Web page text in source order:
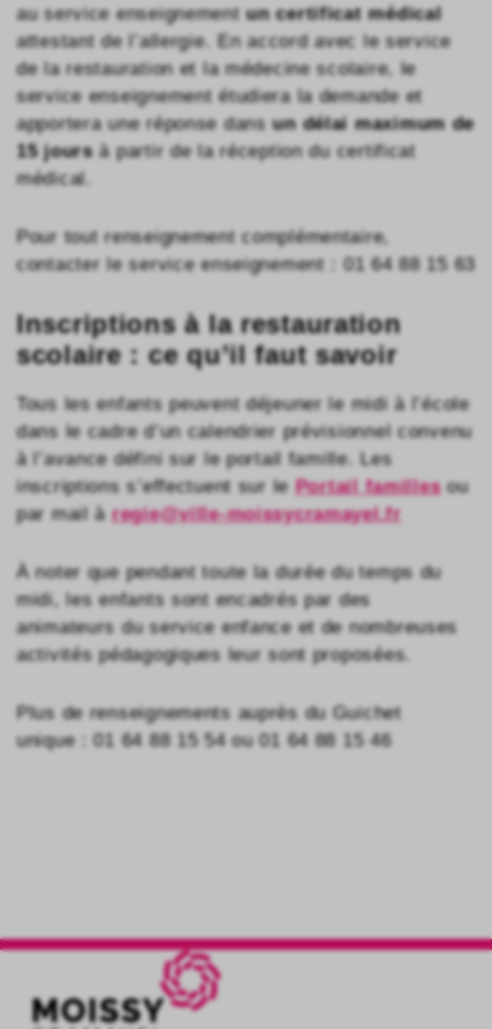
au service enseignementun certificat médical
attestant de l’allergie. En accord avec le service
de la restauration et la médecine scolaire, le
service enseignement étudiera la demande et
apportera une réponse dansun délai maximum de
15 joursà partir de la réception du certificat
médical.
Pour tout renseignement complémentaire,
contacter le service enseignement : 01 64 88 15 63
Inscriptions à la restauration
scolaire : ce qu’il faut savoir
Tous les enfants peuvent déjeuner le midi à l’école
dans le cadre d’un calendrier prévisionnel convenu
à l’avance défini sur le portail famille. Les
inscriptions s’effectuent sur le Portail famillesou
par mail àregie@ville-moissycramayel.fr
À noter que pendant toute la durée du temps du
midi, les enfants sont encadrés par des
animateurs du service enfance et de nombreuses
activités pédagogiques leur sont proposées.
Plus de renseignements auprès du Guichet
unique : 01 64 88 15 54 ou 01 64 88 15 46